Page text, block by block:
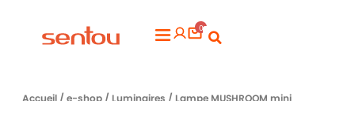
Flyout
0
Accueil/ e-shop/ Luminaires / Lampe MUSHROOM mini